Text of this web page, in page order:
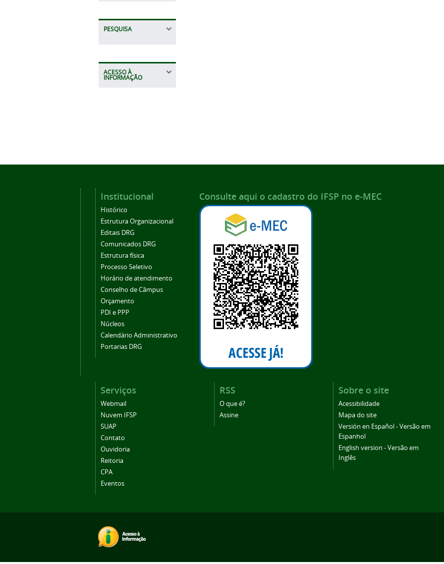
PESQUISA
ACESSO À
INFORMAÇÃO
Institucional
Histórico
Estrutura Organizacional
Editais DRG
Comunicados DRG
Estrutura física
Processo Seletivo
Horário de atendimento
Conselho de Câmpus
Orçamento
PDI e PPP
Núcleos
Calendário Administrativo
Portarias DRG
Consulte aqui o cadastro do IFSP no e-MEC
Serviços
Webmail
Nuvem IFSP
SUAP
Contato
Ouvidoria
Reitoria
CPA
Eventos
RSS
O que é?
Assine
Sobre o site
Acessibilidade
Mapa do site
Versión en Español - Versão em
Espanhol
English version - Versão em
Inglês